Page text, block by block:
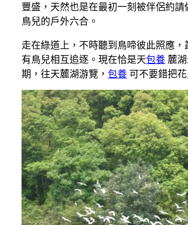
豐盛，天然也是在最初一刻被伴侶約請
鳥兒的戶外六合。
走在綠道上，不時聽到鳥啼彼此照應，
有鳥兒相互追逐。現在恰是天包養 麓
期，往天麓湖游覽， 包養 可不要錯把